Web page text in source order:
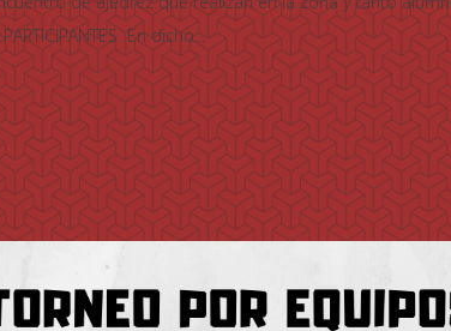
En dicho...